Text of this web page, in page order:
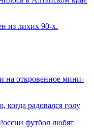
из лихих 90-х.
на откровенное мини-
когда радовался голу
футбол любят